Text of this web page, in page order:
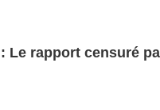
Le rapport censuré